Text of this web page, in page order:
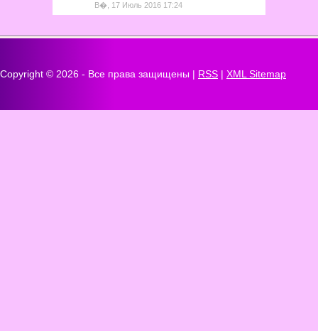
В�, 17 Июль 2016 17:24
Copyright © 2026 - Все права защищены | RSS | XML Sitemap